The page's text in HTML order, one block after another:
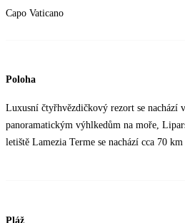
Capo Vaticano
Poloha
Luxusní čtyřhvězdičkový rezort se nachází
panoramatickým výhlkedům na moře,
letiště Lamezia Terme se nachází cca 70
Pláž